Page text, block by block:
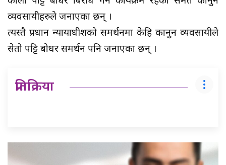
व्यवसायीहरुले जनाएका छन् ।
त्यस्तै प्रधान न्यायाधीशको समर्थनमा केहि कानुन व्यवसायीले
सेतो पट्टि बोधर समर्थन पनि जनाएका छन् ।
प्रतिक्रिया